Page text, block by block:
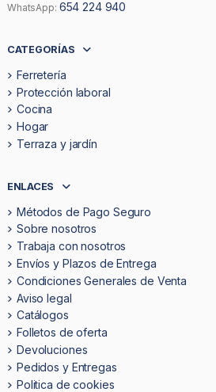
WhatsApp: 654 224 940
CATEGORÍAS
Ferretería
Protección laboral
Cocina
Hogar
Terraza y jardín
ENLACES
Métodos de Pago Seguro
Sobre nosotros
Trabaja con nosotros
Envíos y Plazos de Entrega
Condiciones Generales de Venta
Aviso legal
Catálogos
Folletos de oferta
Devoluciones
Pedidos y Entregas
Politica de cookies